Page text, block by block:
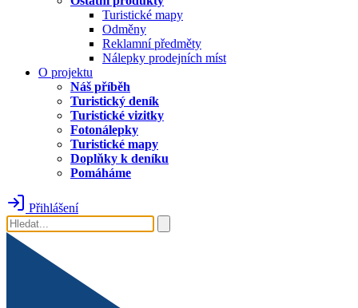
Turistické mapy
Odměny
Reklamní předměty
Nálepky prodejních míst
O projektu
Náš příběh
Turistický deník
Turistické vizitky
Fotonálepky
Turistické mapy
Doplňky k deníku
Pomáháme
Přihlášení